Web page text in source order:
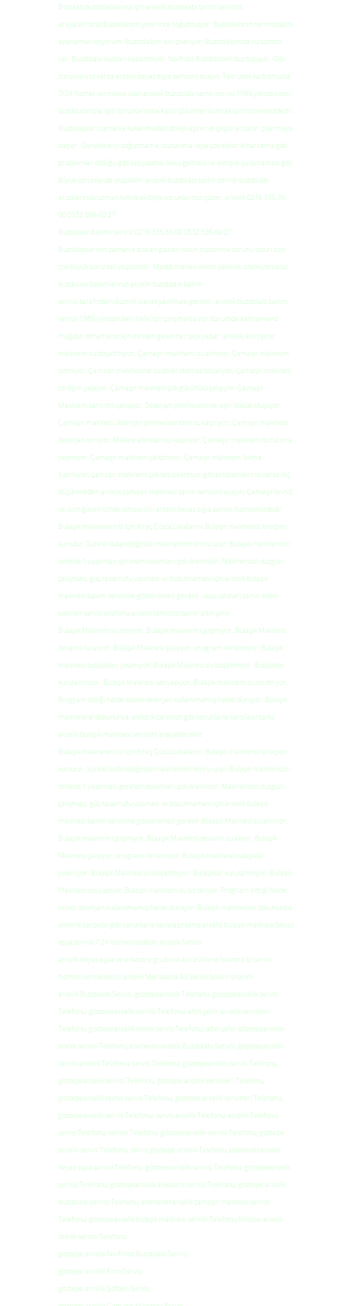
Bozulan buzdolaplarınız için arcelik buzdolabı tamir servisini
arayabilirsiniz.Buzdolabım yeterince soğutmuyor. Buzdolabının termostatını
ayarlamak istiyorum. Buzdolabım ses çıkarıyor. Buzdolabımda su sızıntısı
var. Buzdolabı kapıları kapanmıyor. No-frost Buzdolabım buz tutuyor. Gibi
sorunlarınız varsa arcelik beyaz eşya servisini arayın. Tecrübeli kadromuzla
7/24 hizmet vermekte olan arcelik buzdolabı tamir servisi 1985 yılından beri
buzdolabınızla ilgili sorunlarınızla kalıcı çözümler bulmak için hizmetinizdedir.
Buzdolapları zamanla kullanmadan dolayı aşınır ve çeşitli arızalar çıkarmaya
başlar. Genellikle iyi soğutmama, buzlanma veya çok elektrik harcama gibi
problemler olduğu gibi ses yapma, koku gelmesi ve komple çalışmaması gibi
büyük sorunlarda oluşabilir. arcelik buzdolabı tamir servisi buzdolabı
arızalarında uzman teknik ekibiyle sorunlarınızı çözer. arcelik 0216 335 36
00 0532 596 60 27
Buzdolabı Bakımı servisi 0216 335 36 00 0532 596 60 27
Buzdolaplarının zamanla azalan gazları olsun buzlanma sorunu olsun size
çok büyük sorunlar yaşatabilir. Maddi manevi sıkıntı çekmek istemiyorsanız
buzdolabı bakımlarınızı arcelik buzdolabı bakım
servisi tarafından düzenli olarak yapılması gerekir. arcelik buzdolabı bakım
servisi 1985 yılından beri halkı için çalışmakta zor durumda kalmamanız
mağdur olmamanız için elinden gelen her şeyi yapar. arcelik altın şehir
makinem su boşaltmıyor. Çamaşır makinem su almıyor, Çamaşır makinem
ısıtmıyor. Çamaşır makinesine su dolar dolmaz boşalıyor, Çamaşır makinesi
titreşim yapıyor. Çamaşır makinesi çok gürültülü çalışıyor. Çamaşır
Makinem sarsıntılı çalışıyor. Deterjan çekmecesinde aşırı köpük oluşuyor.
Çamaşır makinesi deterjan çekmecesinden su kaçırıyor. Çamaşır makinesi
deterjan almıyor. Makine altından su kaçırıyor. Çamaşır makinem duruluma
yapmıyor. Çamaşır makinem çalışmıyor. Çamaşır makinem Sıkma
Yapmıyor, çamaşır makinem çok ses çıkartıyor gibi problemleriniz varsa hiç
düşünmeden arcelik çamaşır makinesi tamir servisini arayın. Çamaşırlarınız
ve sizin güven içinde olması için arcelik beyaz eşya servisi hizmetinizdedir
Bulaşık makineleriniz için Kireç Çözücü kullanın. Bulaşık makineniz kireçten
kurtulur. Sürekli kullanıldığında makinenizin ömrü uzar. Bulaşık makinenizin
senede 1 yapılması gereken bakımları çok önemlidir. Makinenizin düzgün
çalışması, güç tasarrufu yapması ve bozulmaması için arcelik bulaşık
makinesi bakım servisine gösterilmesi gerekir. usta ustaları tamir eden
edenler servis telefonu arcelik tamircisi tamir altın şehir
Bulaşık Makinesi su almıyor. Bulaşık makinem çalışmıyor. Bulaşık Makinesi
devamlı su alıyor. Bulaşık Makinesi çalışıyor, program ilerlemiyor. Bulaşık
makinesi bulaşıkları yıkamıyor. Bulaşık Makinesi su boşaltmıyor. Bulaşıklar
kurulanmıyor. Bulaşık Makinesi ses yapıyor. Bulaşık makinem su sız dırıyor.
Program bittiği halde tablet deterjan kullanılmamış halde duruyor, Bulaşık
makinesine dokununca, elektrik çarpıyor gibi sorunlarla karşılaşırsanız
arcelik bulaşık makinası servisini arayabilirsiniz
Bulaşık makineleriniz için Kireç Çözücü kullanın. Bulaşık makineniz kireçten
kurtulur. Sürekli kullanıldığında makinenizin ömrü uzar. Bulaşık makinenizin
senede 1 yapılması gereken bakımları çok önemlidir. Makinenizin düzgün
çalışması, güç tasarrufu yapması ve bozulmaması için arcelik bulaşık
makinesi bakım servisine gösterilmesi gerekir.Bulaşık Makinesi su almıyor.
Bulaşık makinem çalışmıyor. Bulaşık Makinesi devamlı su alıyor. Bulaşık
Makinesi çalışıyor, program ilerlemiyor. Bulaşık makinesi bulaşıkları
yıkamıyor. Bulaşık Makinesi su boşaltmıyor. Bulaşıklar kurulanmıyor. Bulaşık
Makinesi ses yapıyor. Bulaşık makinem su sız dırıyor. Program bittiği halde
tablet deterjan kullanılmamış halde duruyor, Bulaşık makinesine dokununca,
elektrik çarpıyor gibi sorunlarla karşılaşırsanız arcelik bulaşık makinası beyaz
eşya servisi 7 24 hizmetinizdedir arcelik Servisi
arcelik beyaz eşya ve ankastre grubuna ait ürünlere İstanbul İçi servis
hizmeti vermekteyiz. arcelik Markasına Ait Servis bakım onarım
arcelik Buzdolabı Servis, göztepearcelik Telefonu, göztepearcelik servis
Telefonu, göztepearcelik servisi Telefonu, altın şehir arcelik servisleri
Telefonu, göztepearcelik teknik servis Telefonu, altın şehir göztepearcelik
teknik servisi Telefonu, esenevlerarcelik Buzdolabı Servisi, göztepearcelik
servisi arcelik Telefonu, servis Telefonu, göztepearcelik servis Telefonu,
göztepearcelik servisi Telefonu, göztepe arcelik servisleri Telefonu,
göztepearcelik teknik servis Telefonu, göztepe arcelik servisleri Telefonu,
göztepearcelik servis Telefonu, servis arcelik Telefonu, arcelik Telefonu,
servis Telefonu, servisi Telefonu, göztepearcelik servisi Telefonu, göztepe
arcelik servis Telefonu, servis göztepe arcelik Telefonu, esenevlerarcelik
beyaz eşya servisi Telefonu, göztepearcelik servisi Telefonu, göztepearcelik
servisi Telefonu, göztepearcelik ankastre servisi Telefonu, göztepe arcelik
buzdolabı servisi Telefonu, esenevlerarcelik çamaşır makinesi servisi
Telefonu, göztepearcelik bulaşık makinesi servisi Telefonu,fikitepe arcelik
teknik servisi Telefonu
göztepe arcelik No-Frost Buzdolabı Servis,
göztepe arcelik Fırın Servis,
göztepe arcelik Şofben Servis,